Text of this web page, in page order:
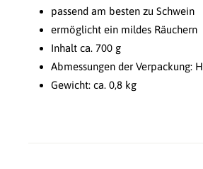
passend am besten zu Schwein
ermöglicht ein mildes Räuchern
Inhalt ca. 700 g
Abmessungen der Verpackung:
Gewicht: ca. 0,8 kg